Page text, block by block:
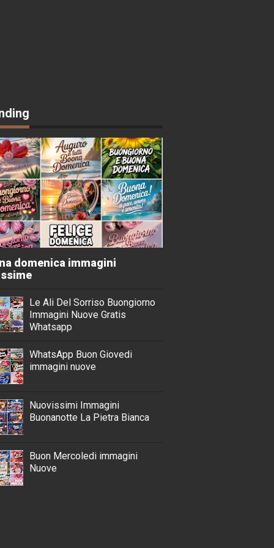
domenica immagini
Le Ali Del Sorriso Buongiorno
Immagini Nuove Gratis
Whatsapp
WhatsApp Buon Giovedi
immagini nuove
Nuovissimi Immagini
Buonanotte La Pietra Bianca
Buon Mercoledi immagini
Nuove